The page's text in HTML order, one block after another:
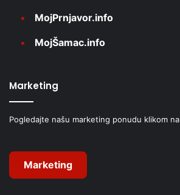
MojPrnjavor.info
MojŠamac.info
Marketing
Pogledajte našu marketing ponudu klikom
Marketing